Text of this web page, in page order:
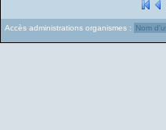
Accès administrations organismes :